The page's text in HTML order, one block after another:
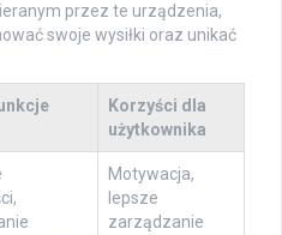
przez te urządzenia,
swoje wysiłki oraz unikać
Korzyści dla
użytkownika
Motywacja,
lepsze
zarządzanie